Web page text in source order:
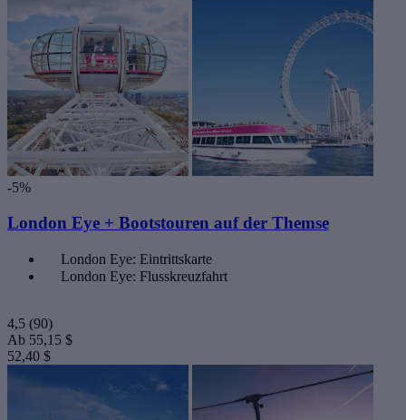
-5%
London Eye + Bootstouren auf der Themse
London Eye: Eintrittskarte
London Eye: Flusskreuzfahrt
4,5 (90)
Ab 55,15 $
52,40 $